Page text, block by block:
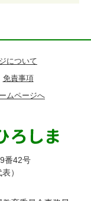
について
免責事項
ムページへ
番42号
）